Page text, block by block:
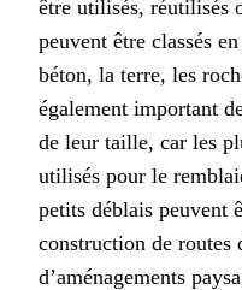
être utilisés, réutilisés
peuvent être classés
béton, la terre, les
également important
de leur taille, car les
utilisés pour le
petits déblais peuvent
construction de routes
d’aménagements